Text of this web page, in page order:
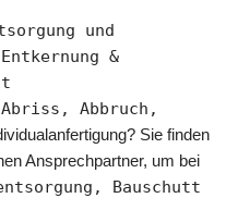
und
&
Abriss, Abbruch,
Sie finden
Ansprechpartner, um bei
Bauschutt